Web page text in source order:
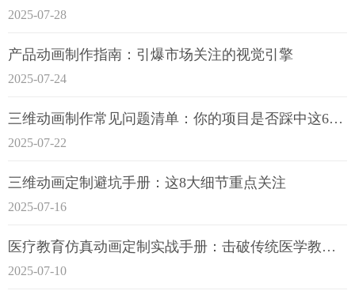
2025-07-28
产品动画制作指南：引爆市场关注的视觉引擎
2025-07-24
三维动画制作常见问题清单：你的项目是否踩中这6大技术雷区？
2025-07-22
三维动画定制避坑手册：这8大细节重点关注
2025-07-16
医疗教育仿真动画定制实战手册：击破传统医学教育7大痛点
2025-07-10